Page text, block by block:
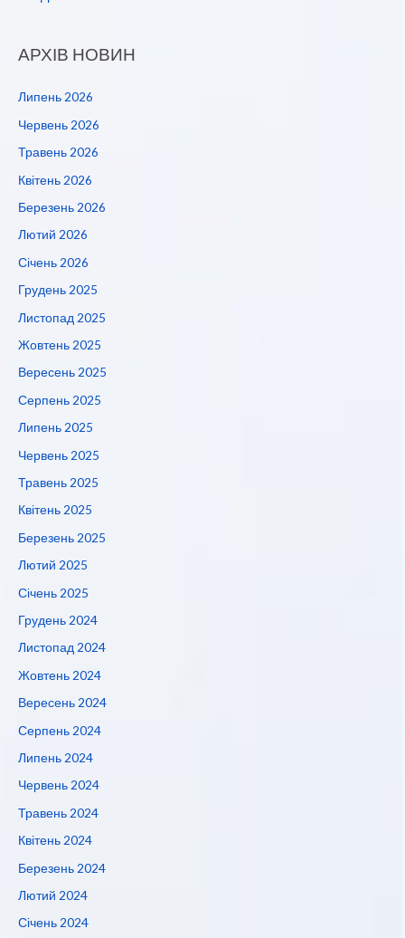
АРХІВ НОВИН
Липень 2026
Червень 2026
Травень 2026
Квітень 2026
Березень 2026
Лютий 2026
Січень 2026
Грудень 2025
Листопад 2025
Жовтень 2025
Вересень 2025
Серпень 2025
Липень 2025
Червень 2025
Травень 2025
Квітень 2025
Березень 2025
Лютий 2025
Січень 2025
Грудень 2024
Листопад 2024
Жовтень 2024
Вересень 2024
Серпень 2024
Липень 2024
Червень 2024
Травень 2024
Квітень 2024
Березень 2024
Лютий 2024
Січень 2024